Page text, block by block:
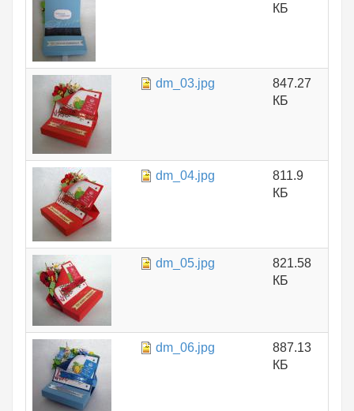
КБ
dm_03.jpg
847.27
КБ
dm_04.jpg
811.9
КБ
dm_05.jpg
821.58
КБ
dm_06.jpg
887.13
КБ